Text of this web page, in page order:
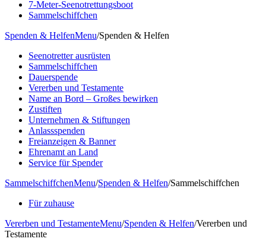
7-Meter-Seenotrettungsboot
Sammelschiffchen
Spenden & HelfenMenu/Spenden & Helfen
Seenotretter ausrüsten
Sammelschiffchen
Dauerspende
Vererben und Testamente
Name an Bord – Großes bewirken
Zustiften
Unternehmen & Stiftungen
Anlassspenden
Freianzeigen & Banner
Ehrenamt an Land
Service für Spender
SammelschiffchenMenu/Spenden & Helfen/Sammelschiffchen
Für zuhause
Vererben und TestamenteMenu/Spenden & Helfen/Vererben und
Testamente